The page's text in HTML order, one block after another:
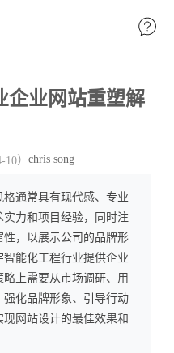
企业网站重塑解
10） chris song
通常具有现代感、专业
力和项目经验，同时注
，以展示公司的品牌形
能化工程行业提供企业
上需要从市场调研、用
化品牌形象、引导行动
网站设计的最佳效果和